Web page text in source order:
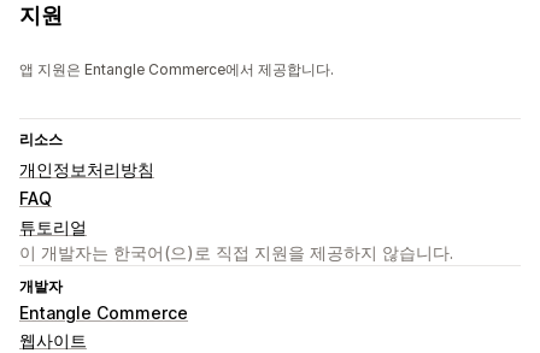
지원
앱 지원은 Entangle Commerce에서 제공합니다.
리소스
개인정보처리방침
FAQ
튜토리얼
이 개발자는 한국어(으)로 직접 지원을 제공하지 않습니다.
개발자
Entangle Commerce
웹사이트